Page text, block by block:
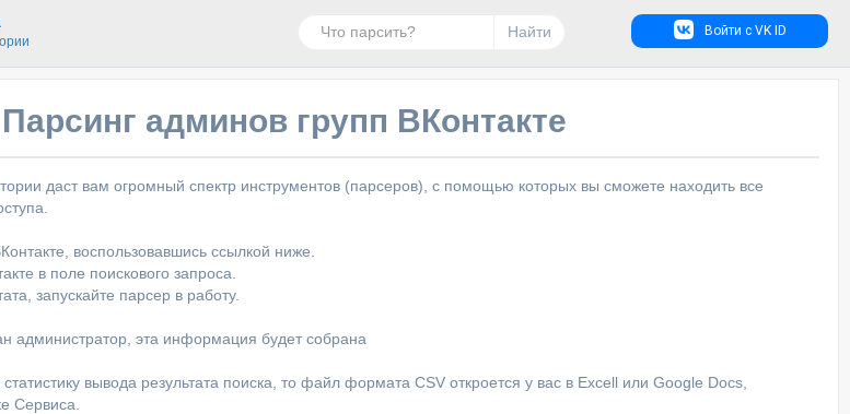
Войти с VK ID
Найти
Парсинг админов групп ВКонтакте
даст вам огромный спектр инструментов (парсеров), с помощью которых вы сможете находить все
воспользовавшись ссылкой ниже.
в поле поискового запроса.
запускайте парсер в работу.
администратор, эта информация будет собрана
вывода результата поиска, то файл формата CSV откроется у вас в Excell или Google Docs,
Сервиса.